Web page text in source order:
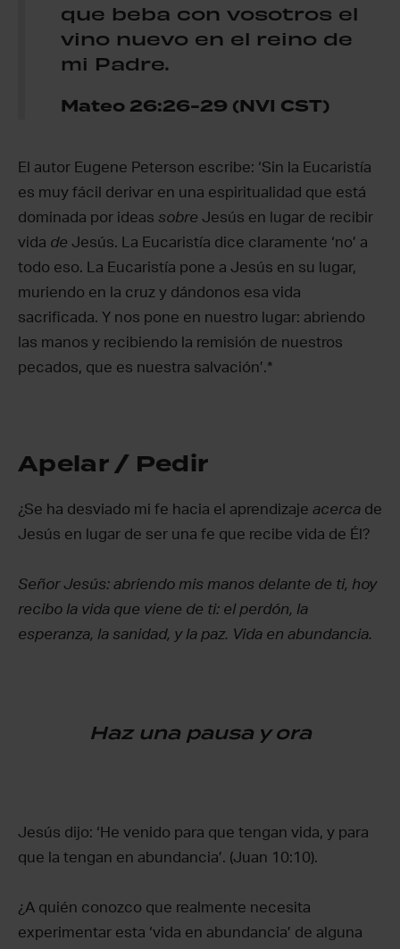
que beba con vosotros el
vino nuevo en el reino de
mi Padre.
Mateo 26:26-29 (NVI CST)
El autor Eugene Peterson escribe: ‘Sin la Eucaristía
es muy fácil derivar en una espiritualidad que está
dominada por ideas sobre Jesús en lugar de recibir
vida de Jesús. La Eucaristía dice claramente ‘no’ a
todo eso. La Eucaristía pone a Jesús en su lugar,
muriendo en la cruz y dándonos esa vida
sacrificada. Y nos pone en nuestro lugar: abriendo
las manos y recibiendo la remisión de nuestros
pecados, que es nuestra salvación’.*
Apelar / Pedir
¿Se ha desviado mi fe hacia el aprendizaje acerca de
Jesús en lugar de ser una fe que recibe vida de Él?
Señor Jesús: abriendo mis manos delante de ti, hoy
recibo la vida que viene de ti: el perdón, la
esperanza, la sanidad, y la paz. Vida en abundancia.
Haz una pausa y ora
Jesús dijo: ‘He venido para que tengan vida, y para
que la tengan en abundancia’. (Juan 10:10).
¿A quién conozco que realmente necesita
experimentar esta ‘vida en abundancia’ de alguna